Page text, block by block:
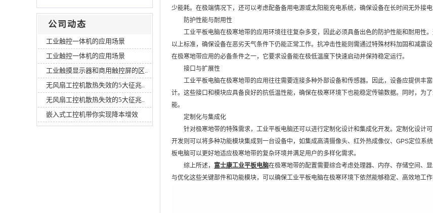
公司动态
工业触控一体机的应用场景
工业触控一体机的应用场景
工业触摸显示器和商用触控屏的区..
无风扇工控机散热失效的5大征兆..
无风扇工控机散热失效的5大征兆..
嵌入式工控机带你实现降本增效
少能耗。在极端情况下，还可以考虑配备备用电源或太阳能充电系统，确保设备在长时间无外接电
防护性能与耐用性
工业平板电脑在极寒地带的应用环境往往复杂多变，因此必须具备出色的防护性能和耐用性
以上标准，确保设备在恶劣天气条件下仍能正常工作。抗冲击性能则需通过特殊材料加固和减震
在极寒地带应用的必备条件之一，它要求设备能在极低温度下快速启动并保持稳定运行。
接口与扩展性
工业平板电脑在极寒地带的应用往往需要连接多种外部设备和传感器。因此，设备应提供丰
计。这些接口和模块应具备良好的抗低温性能，确保在极寒环境下也能稳定传输数据。同时，为
能。
定制化与集成化
针对极寒地带的特殊需求，工业平板电脑还可以进行定制化设计和集成化开发。定制化设计
开发则可以将多种功能模块集成到一台设备中，如集成高清摄像头、红外热成像仪、GPS定位系
板电脑可以更好地适应极寒地带的复杂环境并满足用户的多样化需求。
综上所述， 富士康工业平板电脑在极寒地带的配置需要综合考虑处理器、内存、存储空间、
与优化这些关键部件和功能模块，可以确保工业平板电脑在极寒环境下依然能够稳定、高效地工作